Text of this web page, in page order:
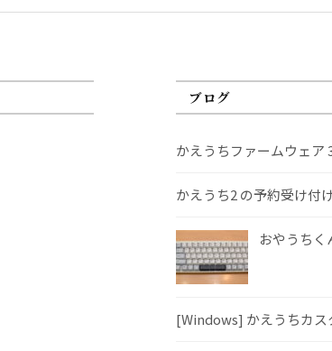
ブログ
かえうちファームウェア
かえうち2 の予約受け付
おやうちく
[Windows] かえうちカス